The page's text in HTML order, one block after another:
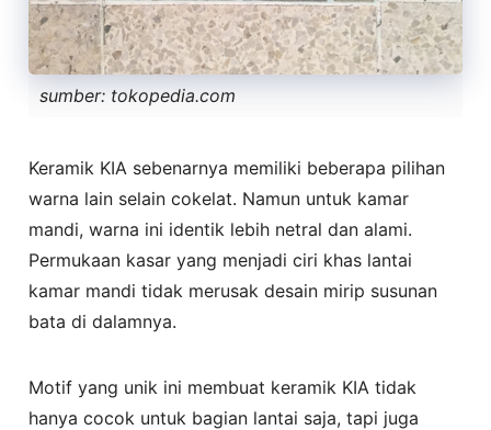
sumber: tokopedia.com
Keramik KIA sebenarnya memiliki beberapa pilihan
warna lain selain cokelat. Namun untuk kamar
mandi, warna ini identik lebih netral dan alami.
Permukaan kasar yang menjadi ciri khas lantai
kamar mandi tidak merusak desain mirip susunan
bata di dalamnya.
Motif yang unik ini membuat keramik KIA tidak
hanya cocok untuk bagian lantai saja, tapi juga